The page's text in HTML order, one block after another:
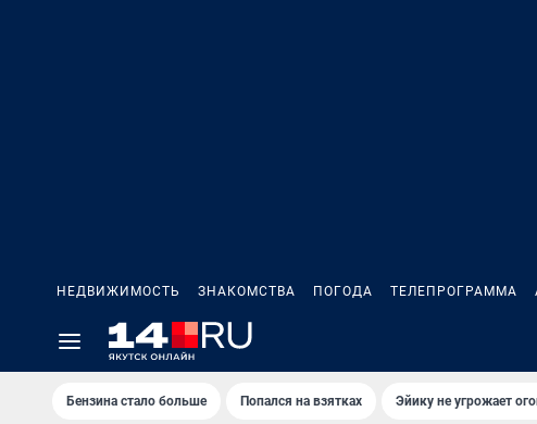
НЕДВИЖИМОСТЬ ЗНАКОМСТВА ПОГОДА ТЕЛЕПРОГРАММА
Бензина стало больше Попался на взятках Эйику не угрожает